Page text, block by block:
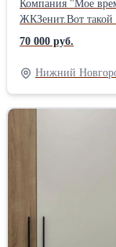
Компания "Мое
ЖКЗенит.Вот такой
стоимости. Для
заявку или
70 000 руб.
Нижний